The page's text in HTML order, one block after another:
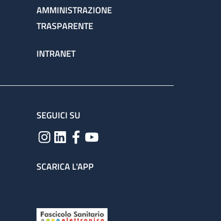
AMMINISTRAZIONE
TRASPARENTE
INTRANET
SEGUICI SU
SCARICA L'APP